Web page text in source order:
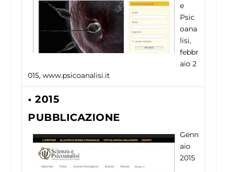
e
Psic
oana
lisi,
febbr
aio 2
015, www.psicoanalisi.it
• 2015
PUBBLICAZIONE
Genn
aio
2015